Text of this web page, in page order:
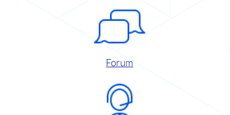
Forum